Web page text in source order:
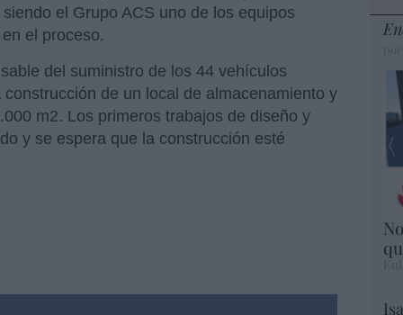
el Grupo ACS uno de los equipos
el proceso.
del suministro de los 44 vehículos
de un local de almacenamiento y
m2. Los primeros trabajos de diseño y
y se espera que la construcción esté